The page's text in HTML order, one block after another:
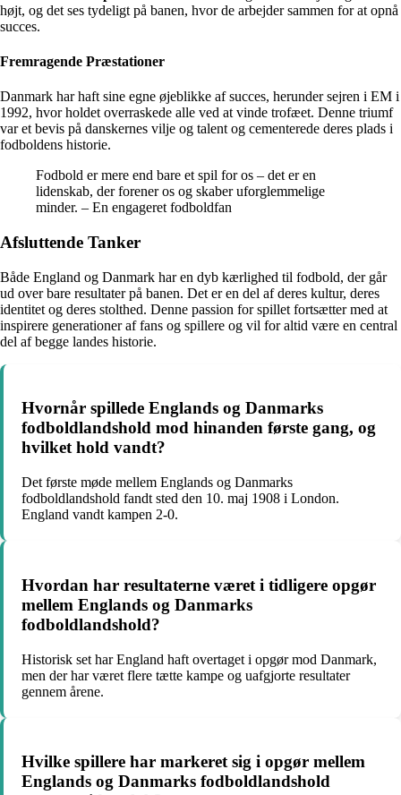
højt, og det ses tydeligt på banen, hvor de arbejder sammen for at opnå
succes.
Fremragende Præstationer
Danmark har haft sine egne øjeblikke af succes, herunder sejren i EM i
1992, hvor holdet overraskede alle ved at vinde trofæet. Denne triumf
var et bevis på danskernes vilje og talent og cementerede deres plads i
fodboldens historie.
Fodbold er mere end bare et spil for os – det er en
lidenskab, der forener os og skaber uforglemmelige
minder. – En engageret fodboldfan
Afsluttende Tanker
Både England og Danmark har en dyb kærlighed til fodbold, der går
ud over bare resultater på banen. Det er en del af deres kultur, deres
identitet og deres stolthed. Denne passion for spillet fortsætter med at
inspirere generationer af fans og spillere og vil for altid være en central
del af begge landes historie.
Hvornår spillede Englands og Danmarks
fodboldlandshold mod hinanden første gang, og
hvilket hold vandt?
Det første møde mellem Englands og Danmarks
fodboldlandshold fandt sted den 10. maj 1908 i London.
England vandt kampen 2-0.
Hvordan har resultaterne været i tidligere opgør
mellem Englands og Danmarks
fodboldlandshold?
Historisk set har England haft overtaget i opgør mod Danmark,
men der har været flere tætte kampe og uafgjorte resultater
gennem årene.
Hvilke spillere har markeret sig i opgør mellem
Englands og Danmarks fodboldlandshold